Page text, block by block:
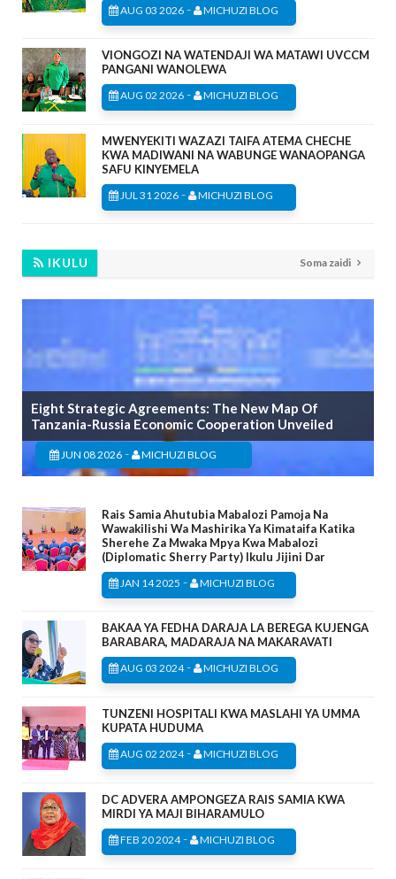
AUG 03 2026 - MICHUZI BLOG
VIONGOZI NA WATENDAJI WA MATAWI UVCCM
PANGANI WANOLEWA
AUG 02 2026 - MICHUZI BLOG
MWENYEKITI WAZAZI TAIFA ATEMA CHECHE
KWA MADIWANI NA WABUNGE WANAOPANGA
SAFU KINYEMELA
JUL 31 2026 - MICHUZI BLOG
IKULU Soma zaidi
Eight Strategic Agreements: The New Map Of
Tanzania-Russia Economic Cooperation Unveiled
JUN 08 2026 - MICHUZI BLOG
Rais Samia Ahutubia Mabalozi Pamoja Na
Wawakilishi Wa Mashirika Ya Kimataifa Katika
Sherehe Za Mwaka Mpya Kwa Mabalozi
(Diplomatic Sherry Party) Ikulu Jijini Dar
JAN 14 2025 - MICHUZI BLOG
BAKAA YA FEDHA DARAJA LA BEREGA KUJENGA
BARABARA, MADARAJA NA MAKARAVATI
AUG 03 2024- MICHUZI BLOG
TUNZENI HOSPITALI KWA MASLAHI YA UMMA
KUPATA HUDUMA
AUG 02 2024- MICHUZI BLOG
DC ADVERA AMPONGEZA RAIS SAMIA KWA
MIRDI YA MAJI BIHARAMULO
FEB 20 2024- MICHUZI BLOG